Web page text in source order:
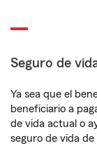
Seguro de
Ya sea que el
beneficiario a
de vida actual o
seguro de vida